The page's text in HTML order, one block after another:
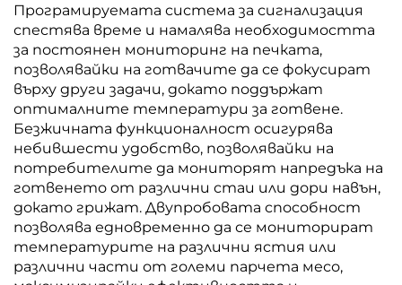
Програмируемата система за сигнализация
спестява време и намалява необходимостта
за постоянен мониторинг на печката,
позволявайки на готвачите да се фокусират
върху други задачи, докато поддържат
оптималните температури за готвене.
Безжичната функционалност осигурява
небившести удобство, позволявайки на
потребителите да мониторят напредъка на
готвенето от различни стаи или дори навън,
докато грижат. Двупробовата способност
позволява едновременно да се мониторират
температурите на различни ястия или
различни части от големи парчета месо,